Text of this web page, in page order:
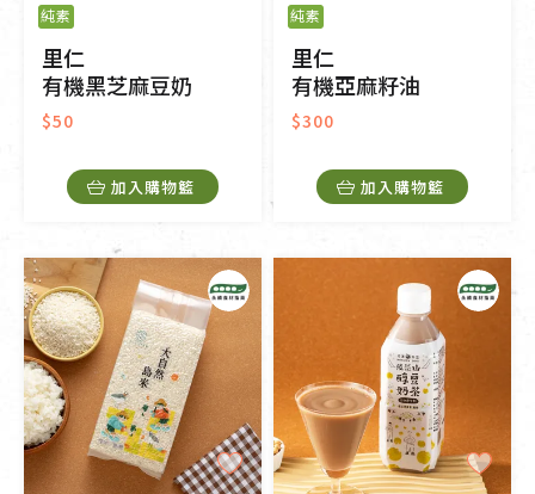
純素
里仁
有機黑芝麻豆奶
$50
加入購物籃
純素
里仁
有機亞麻籽油
$300
加入購物籃